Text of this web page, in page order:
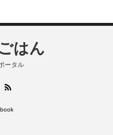
はん
ータル
Instagram